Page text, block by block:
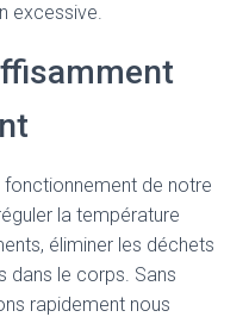
excessive.
fonctionnement de notre
la température
éliminer les déchets
dans le corps. Sans
rapidement nous